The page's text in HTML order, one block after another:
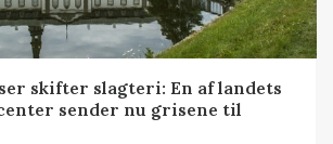
skifter slagteri: En af landets
sender nu grisene til